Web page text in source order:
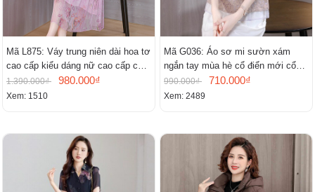
Mã L875: Váy trung niên dài hoa tơ
cao cấp kiểu dáng nữ cao cấp cao
cấp thần
1.390.000₫ 980.000₫
Xem: 1510
Mã G036: Áo sơ mi sườn xám
ngắn tay mùa hè cổ điển mới cổ
đứng
990.000₫ 710.000₫
Xem: 2489